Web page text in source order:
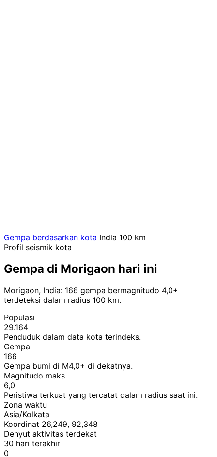
Gempa berdasarkan kota India 100 km
Profil seismik kota
Gempa di Morigaon hari ini
Morigaon, India: 166 gempa bermagnitudo 4,0+
terdeteksi dalam radius 100 km.
Populasi
29.164
Penduduk dalam data kota terindeks.
Gempa
166
Gempa bumi di M4,0+ di dekatnya.
Magnitudo maks
6,0
Peristiwa terkuat yang tercatat dalam radius saat ini.
Zona waktu
Asia/Kolkata
Koordinat 26,249, 92,348
Denyut aktivitas terdekat
30 hari terakhir
0